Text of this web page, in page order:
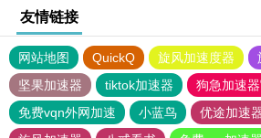
友情链接
网站地图 QuickQ 旋风加速度器
坚果加速器
tiktok加速器
狗急加速
免费vqn外网加速
小蓝鸟 优途加速